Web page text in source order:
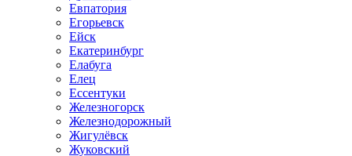
Евпатория
Егорьевск
Ейск
Екатеринбург
Елабуга
Елец
Ессентуки
Железногорск
Железнодорожный
Жигулёвск
Жуковский